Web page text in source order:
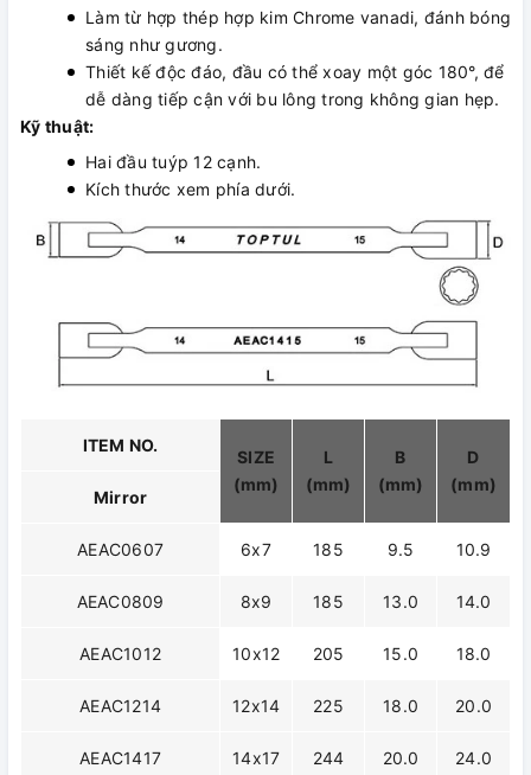
Làm từ hợp thép hợp kim Chrome vanadi, đánh bóng
sáng như gương.
Thiết kế độc đáo, đầu có thể xoay một góc 180°, để
dễ dàng tiếp cận với bu lông trong không gian hẹp.
Kỹ thuật:
Hai đầu tuýp 12 cạnh.
Kích thước xem phía dưới.
ITEM NO.
SIZE
(mm)
L
(mm)
B
(mm)
D
(mm)
Mirror
AEAC0607 6x7 185 9.5 10.9
AEAC0809 8x9 185 13.0 14.0
AEAC1012 10x12 205 15.0 18.0
AEAC1214 12x14 225 18.0 20.0
AEAC1417 14x17 244 20.0 24.0